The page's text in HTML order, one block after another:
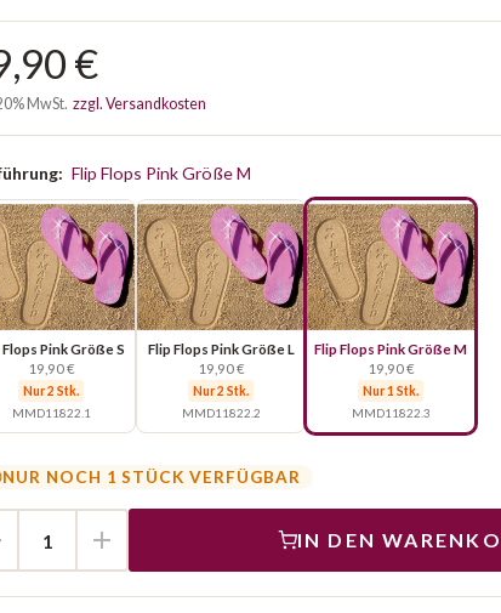
€
MwSt. zzgl. Versandkosten
Flip Flops Pink Größe M
Flops Pink Größe S
19,90 €
Nur 2 Stk.
MMD11822.1
Flip Flops Pink Größe L
19,90 €
Nur 2 Stk.
MMD11822.2
Flip Flops Pink Größe M
19,90 €
Nur 1 Stk.
MMD11822.3
NUR NOCH 1 STÜCK VERFÜGBAR
IN DEN